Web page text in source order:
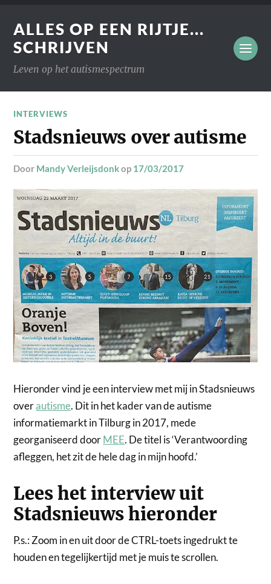
ALLES OP EEN RIJTJE...
SCHRIJVEN
Leven op het autismespectrum
INTERVIEWS
Stadsnieuws over autisme
door Mandy Verleijsdonkop 17/03/2017
Hieronder vind je een interview met mij in Stadsnieuws
overautisme. Dit in het kader van de autisme
informatiemarkt in Tilburg in 2017, mede
georganiseerd doorMEE. De titel is ‘Verantwoording
afleggen, het zit de hele dag in mijn hoofd.’
Lees het interview uit
Stadsnieuws hieronder
P.s.: Zoom in en uit door de CTRL-toets ingedrukt te
houden en tegelijkertijd met je muis te scrollen.